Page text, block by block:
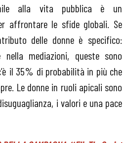
alla vita pubblica è un
affrontare le sfide globali. Se
delle donne è specifico:
nella mediazioni, queste sono
il 35% di probabilità in più che
Le donne in ruoli apicali sono
i valori e una pace